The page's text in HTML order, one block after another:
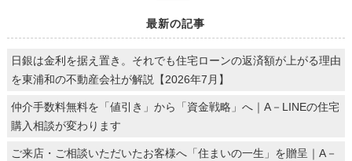
最新の記事
日銀は金利を据え置き。それでも住宅ローンの返済額が上がる理由
を東浦和の不動産会社が解説【2026年7月】
仲介手数料無料を「値引き」から「資金戦略」へ｜A－LINEの住宅
購入相談が変わります
ご来店・ご相談いただいたお客様へ「住まいの一生」を贈呈｜A－